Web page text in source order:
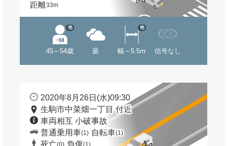
距離33m
45～54歳
他
曇 幅～5.5m
他
信号なし
2020年8月26日(水)09:30
生駒市中菜畑一丁目 付近
車両相互 小破事故
普通乗用車(1) 自転車(1)
死亡(0) 負傷(1)